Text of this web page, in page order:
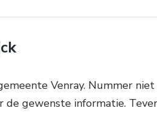
Venray. Nummer
gewenste informatie.